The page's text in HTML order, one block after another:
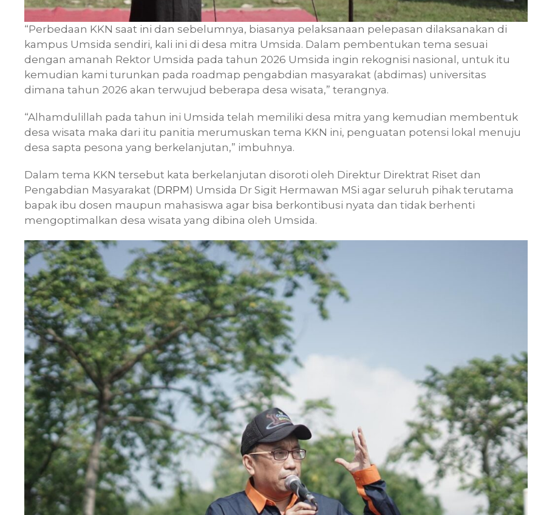
“Perbedaan KKN saat ini dan sebelumnya, biasanya pelaksanaan pelepasan dilaksanakan di
kampus Umsida sendiri, kali ini di desa mitra Umsida. Dalam pembentukan tema sesuai
dengan amanah Rektor Umsida pada tahun 2026 Umsida ingin rekognisi nasional, untuk itu
kemudian kami turunkan pada roadmap pengabdian masyarakat (abdimas) universitas
dimana tahun 2026 akan terwujud beberapa desa wisata,” terangnya.
“Alhamdulillah pada tahun ini Umsida telah memiliki desa mitra yang kemudian membentuk
desa wisata maka dari itu panitia merumuskan tema KKN ini, penguatan potensi lokal menuju
desa sapta pesona yang berkelanjutan,” imbuhnya.
Dalam tema KKN tersebut kata berkelanjutan disoroti oleh Direktur Direktrat Riset dan
Pengabdian Masyarakat (DRPM) Umsida Dr Sigit Hermawan MSi agar seluruh pihak terutama
bapak ibu dosen maupun mahasiswa agar bisa berkontibusi nyata dan tidak berhenti
mengoptimalkan desa wisata yang dibina oleh Umsida.